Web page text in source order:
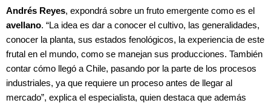
Andrés Reyes, expondrá sobre un fruto emergente como es el
avellano. “La idea es dar a conocer el cultivo, las generalidades,
conocer la planta, sus estados fenológicos, la experiencia de este
frutal en el mundo, como se manejan sus producciones. También
contar cómo llegó a Chile, pasando por la parte de los procesos
industriales, ya que requiere un proceso antes de llegar al
mercado”, explica el especialista, quien destaca que además